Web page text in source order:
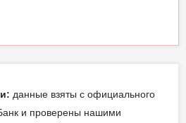
данные взяты с официального
и проверены нашими